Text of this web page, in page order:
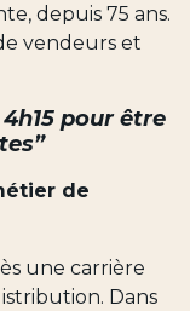
depuis 75 ans.
vendeurs et
pour être
de
une carrière
Dans